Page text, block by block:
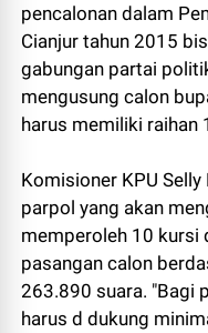
pencalonan dalam
Cianjur tahun 2015
gabungan partai
mengusung calon
harus memiliki raihan
Komisioner KPU
parpol yang akan
memperoleh 10 kursi
pasangan calon
263.890 suara. "Bagi
harus d dukung